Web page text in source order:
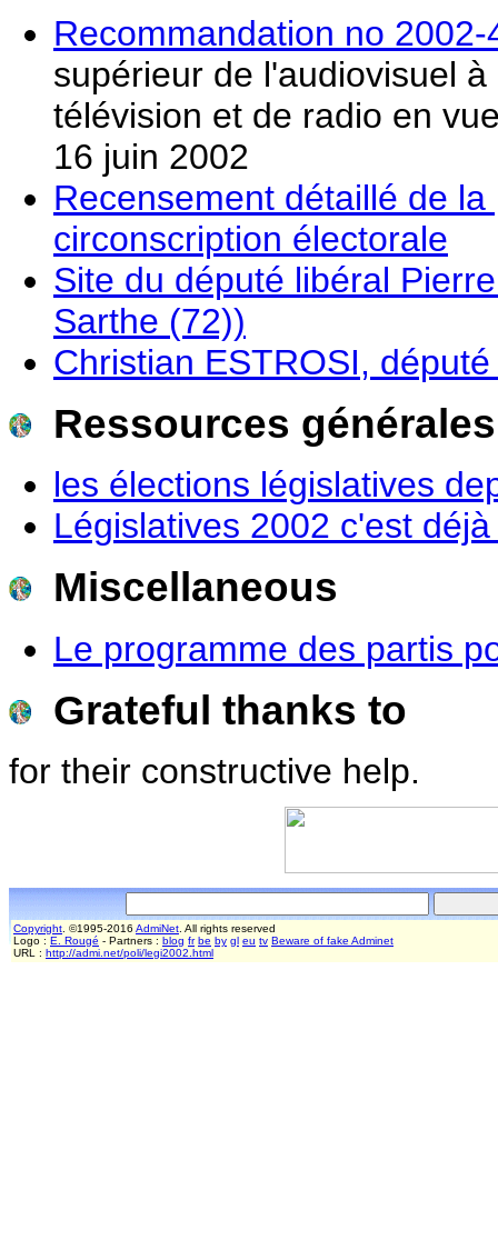
Recommandation no
supérieur de l'audiovisuel
télévision et de radio en
16 juin 2002
Recensement détaillé de
circonscription électorale
Site du député libéral
Sarthe (72))
Christian ESTROSI,
Ressources générales
les élections législatives
Législatives 2002 c'est
Miscellaneous
Le programme des partis
Grateful thanks to
for their constructive help.
Copyright . ©1995-2016 AdmiNet . All rights reserved
Logo : E. Rougé - Partners : blog fr be by gl eu tv Beware of fake Adminet
URL : http://admi.net/poli/legi2002.html